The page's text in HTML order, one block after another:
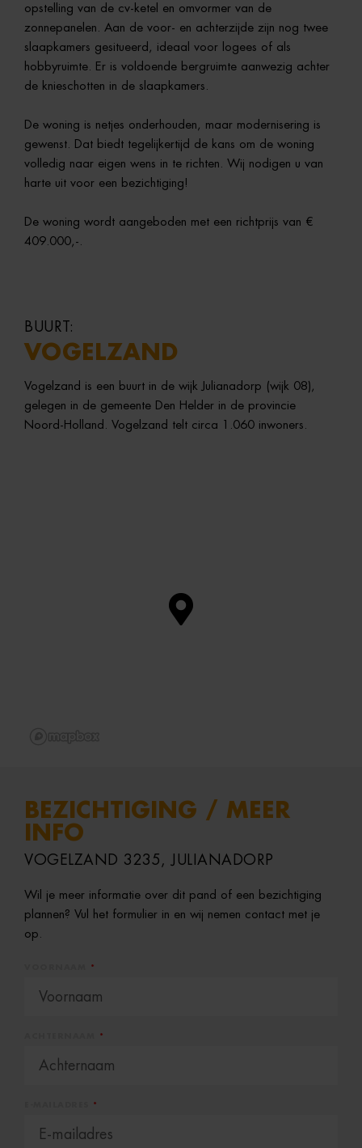
opstelling van de cv-ketel en omvormer van de
zonnepanelen. Aan de voor- en achterzijde zijn nog twee
slaapkamers gesitueerd, ideaal voor logees of als
hobbyruimte. Er is voldoende bergruimte aanwezig achter
de knieschotten in de slaapkamers.
De woning is netjes onderhouden, maar modernisering is
gewenst. Dat biedt tegelijkertijd de kans om de woning
volledig naar eigen wens in te richten. Wij nodigen u van
harte uit voor een bezichtiging!
De woning wordt aangeboden met een richtprijs van €
409.000,-.
BUURT:
VOGELZAND
Vogelzand is een buurt in de wijk Julianadorp (wijk 08),
gelegen in de gemeente Den Helder in de provincie
Noord- Holland. Vogelzand telt circa 1.060 inwoners.
BEZICHTIGING / MEER
INFO
VOGELZAND 3235, JULIANADORP
Wil je meer informatie over dit pand of een bezichtiging
plannen? Vul het formulier in en wij nemen contact met je
op.